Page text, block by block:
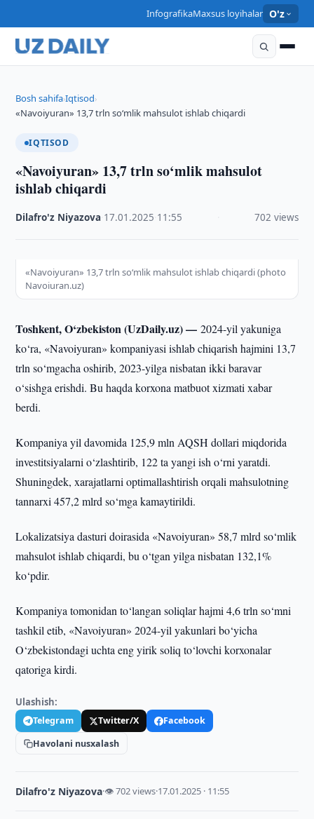
InfografikaMaxsus loyihalar O'z
Bosh sahifa›Iqtisod›
«Navoiyuran» 13,7 trln so‘mlik mahsulot ishlab chiqardi
IQTISOD
«Navoiyuran» 13,7 trln so‘mlik mahsulot
ishlab chiqardi
Dilafro'z Niyazova 17.01.2025 11:55 702 views
«Navoiyuran» 13,7 trln so‘mlik mahsulot ishlab chiqardi (photo
Navoiuran.uz)
Toshkent, O‘zbekiston (UzDaily.uz) —2024-yil yakuniga
ko‘ra, «Navoiyuran» kompaniyasi ishlab chiqarish hajmini 13,7
trln so‘mgacha oshirib, 2023-yilga nisbatan ikki baravar
o‘sishga erishdi. Bu haqda korxona matbuot xizmati xabar
berdi.
Kompaniya yil davomida 125,9 mln AQSH dollari miqdorida
investitsiyalarni o‘zlashtirib, 122 ta yangi ish o‘rni yaratdi.
Shuningdek, xarajatlarni optimallashtirish orqali mahsulotning
tannarxi 457,2 mlrd so‘mga kamaytirildi.
Lokalizatsiya dasturi doirasida «Navoiyuran» 58,7 mlrd so‘mlik
mahsulot ishlab chiqardi, bu o‘tgan yilga nisbatan 132,1%
ko‘pdir.
Kompaniya tomonidan to‘langan soliqlar hajmi 4,6 trln so‘mni
tashkil etib, «Navoiyuran» 2024-yil yakunlari bo‘yicha
O‘zbekistondagi uchta eng yirik soliq to‘lovchi korxonalar
qatoriga kirdi.
Ulashish:
Telegram Twitter/X
Facebook
Havolani nusxalash
Dilafro'z Niyazova·👁 702 views·17.01.2025 · 11:55